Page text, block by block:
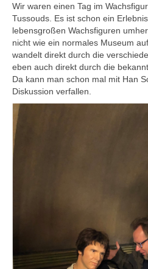
Wir waren einen Tag im
Tussouds. Es ist schon ein
lebensgroßen Wachsfiguren
nicht wie ein normales Museum
wandelt direkt durch die
eben auch direkt durch die
Da kann man schon mal mit Han
Diskussion verfallen.